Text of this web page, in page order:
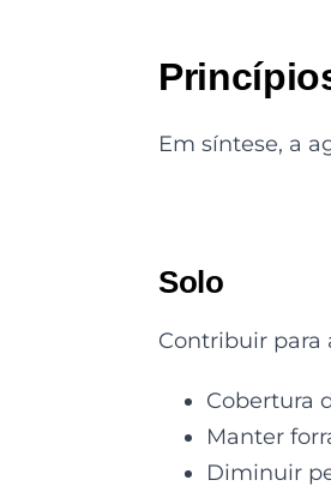
Em síntese, a
Solo
Contribuir para
Cobertura
Manter
Diminuir